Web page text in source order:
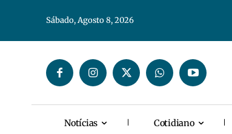
Sábado, Agosto 8, 2026
Notícias Cotidiano